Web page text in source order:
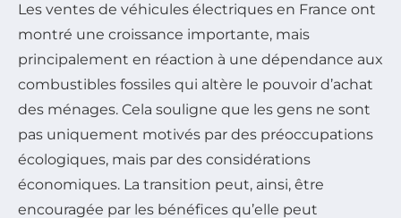
Les ventes de véhicules électriques en France ont
montré une croissance importante, mais
principalement en réaction à une dépendance aux
combustibles fossiles qui altère le pouvoir d’achat
des ménages. Cela souligne que les gens ne sont
pas uniquement motivés par des préoccupations
écologiques, mais par des considérations
économiques. La transition peut, ainsi, être
encouragée par les bénéfices qu’elle peut